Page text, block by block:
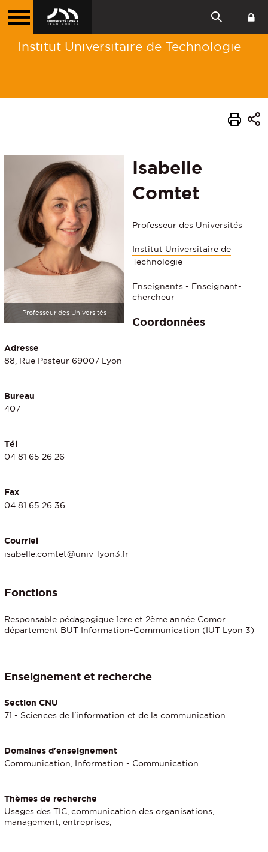
Institut Universitaire de Technologie
Professeur des Universités
Isabelle
Comtet
Professeur des Universités
Institut Universitaire de
Technologie
Enseignants - Enseignant-
chercheur
Coordonnées
Adresse
88, Rue Pasteur 69007 Lyon
Bureau
407
Tél
04 81 65 26 26
Fax
04 81 65 26 36
Courriel
isabelle.comtet@univ-lyon3.fr
Fonctions
Responsable pédagogique 1ere et 2ème année Comor
département BUT Information-Communication (IUT Lyon 3)
Enseignement et recherche
Section CNU
71 - Sciences de l'information et de la communication
Domaines d'enseignement
Communication, Information - Communication
Thèmes de recherche
Usages des TIC, communication des organisations,
management, entreprises,